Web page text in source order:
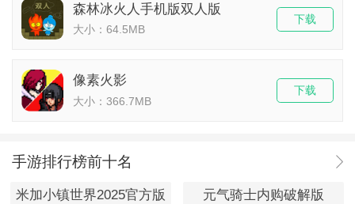
森林冰火人手机版双人版
大小：64.5MB
下载
像素火影
大小：366.7MB
下载
手游排行榜前十名
米加小镇世界2025官方版 元气骑士内购破解版